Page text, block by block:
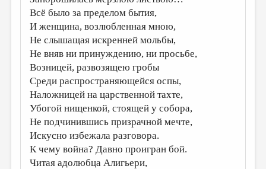
ДЕТСКАЯ КОМНАТА
КНИЖНАЯ ПОЛКА
ОБЗОР ЛИТЕРАТУРЫ
СТРАНИЦЫ ПАМЯТИ
ОБЪЯВЛЕНИЯ
РЕДКОЛЛЕГИЯ
ОТ РЕДАКЦИИ
Всё было за пределом бытия,
И женщина, возлюбленная мною,
Не слышащая искренней мольбы,
Не вняв ни принуждению, ни просьбе,
Возницей, развозящею гробы
Среди распространяющейся оспы,
Наложницей на царственной тахте,
Убогой нищенкой, стоящей у собора,
Не подчинившись призрачной мечте,
Искусно избежала разговора.
К чему война? Давно проигран бой.
Читая адолюбца Алигьери,